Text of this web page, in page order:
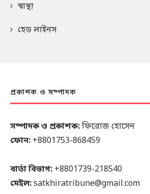
স্বাস্থ্য
হেড লাইনস
প্রকাশক ও সম্পাদক
সম্পাদক ও প্রকাশক:ফিরোজ হোসেন
ফোন: +8801753-868459
বার্তা বিভাগ: +8801739-218540
মেইল:satkhiratribune@gmail.com